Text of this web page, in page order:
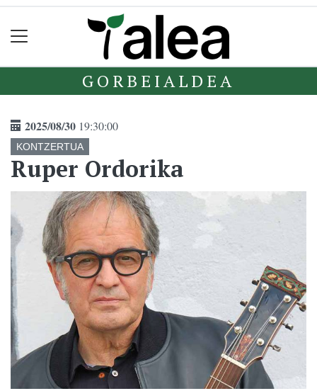
GORBEIALDEA
2025/08/30 19:30:00
KONTZERTUA
Ruper Ordorika